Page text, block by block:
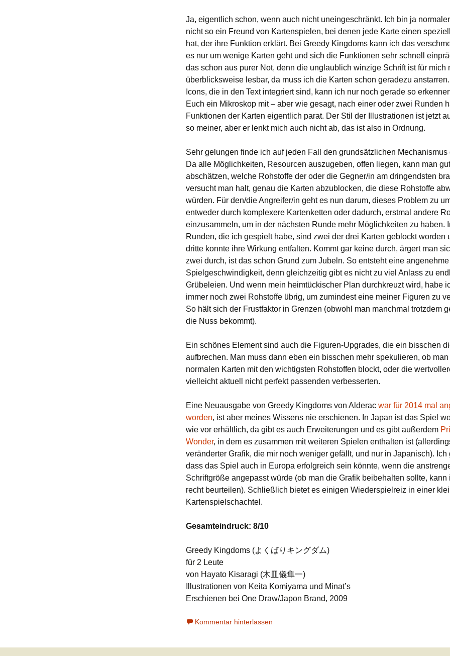
Ja, eigentlich schon, wenn auch nicht uneingeschränkt. Ich bin ja
nicht so ein Freund von Kartenspielen, bei denen jede Karte einen
hat, der ihre Funktion erklärt. Bei Greedy Kingdoms kann ich das
es nur um wenige Karten geht und sich die Funktionen sehr schnell
das schon aus purer Not, denn die unglaublich winzige Schrift ist für mich
überblicksweise lesbar, da muss ich die Karten schon geradezu
Icons, die in den Text integriert sind, kann ich nur noch gerade so
Euch ein Mikroskop mit – aber wie gesagt, nach einer oder zwei Runden
Funktionen der Karten eigentlich parat. Der Stil der Illustrationen ist jetzt
so meiner, aber er lenkt mich auch nicht ab, das ist also in Ordnung.
Sehr gelungen finde ich auf jeden Fall den grundsätzlichen Mechanismus
Da alle Möglichkeiten, Resourcen auszugeben, offen liegen, kann man gut
abschätzen, welche Rohstoffe der oder die Gegner/in am dringendsten
versucht man halt, genau die Karten abzublocken, die diese Rohstoffe
würden. Für den/die Angreifer/in geht es nun darum, dieses Problem zu
entweder durch komplexere Kartenketten oder dadurch, erstmal andere
einzusammeln, um in der nächsten Runde mehr Möglichkeiten zu haben.
Runden, die ich gespielt habe, sind zwei der drei Karten geblockt worden
dritte konnte ihre Wirkung entfalten. Kommt gar keine durch, ärgert man
zwei durch, ist das schon Grund zum Jubeln. So entsteht eine angenehme
Spielgeschwindigkeit, denn gleichzeitig gibt es nicht zu viel Anlass zu
Grübeleien. Und wenn mein heimtückischer Plan durchkreuzt wird, habe
immer noch zwei Rohstoffe übrig, um zumindest eine meiner Figuren zu
So hält sich der Frustfaktor in Grenzen (obwohl man manchmal trotzdem
die Nuss bekommt).
Ein schönes Element sind auch die Figuren-Upgrades, die ein bisschen
aufbrechen. Man muss dann eben ein bisschen mehr spekulieren, ob
normalen Karten mit den wichtigsten Rohstoffen blockt, oder die
vielleicht aktuell nicht perfekt passenden verbesserten.
Eine Neuausgabe von Greedy Kingdoms von Alderac war für 2014 mal
worden, ist aber meines Wissens nie erschienen. In Japan ist das Spiel
wie vor erhältlich, da gibt es auch Erweiterungen und es gibt außerdem
Wonder, in dem es zusammen mit weiteren Spielen enthalten ist
veränderter Grafik, die mir noch weniger gefällt, und nur in Japanisch). Ich
dass das Spiel auch in Europa erfolgreich sein könnte, wenn die
Schriftgröße angepasst würde (ob man die Grafik beibehalten sollte, kann
recht beurteilen). Schließlich bietet es einigen Wiederspielreiz in einer
Kartenspielschachtel.
Gesamteindruck: 8/10
Greedy Kingdoms (よくばりキングダム)
für 2 Leute
von Hayato Kisaragi (木皿儀隼一)
Illustrationen von Keita Komiyama und Minat’s
Erschienen bei One Draw/Japon Brand, 2009
Kommentar hinterlassen